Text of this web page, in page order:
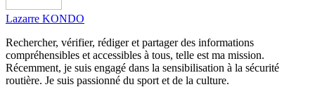
Lazarre KONDO
Rechercher, vérifier, rédiger et partager des informations
compréhensibles et accessibles à tous, telle est ma mission.
Récemment, je suis engagé dans la sensibilisation à la sécurité
routière. Je suis passionné du sport et de la culture.